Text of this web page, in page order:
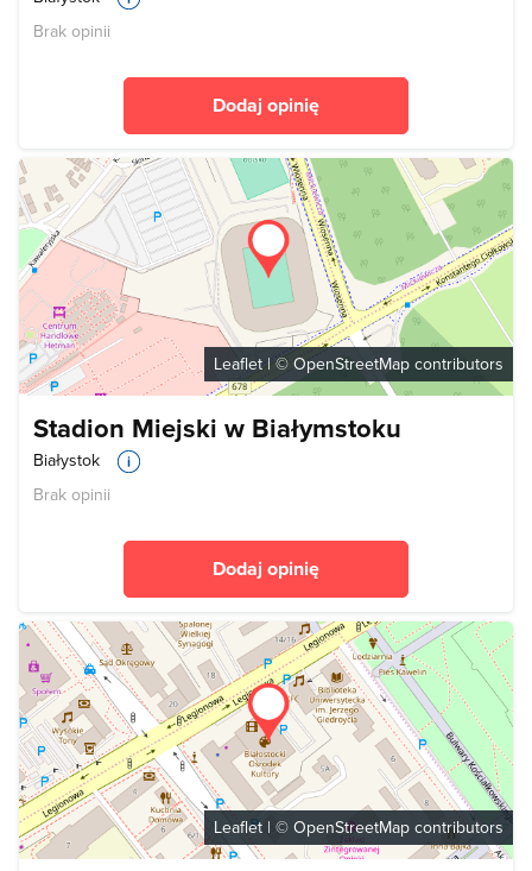
Brak opinii
Dodaj opinię
Leaflet| © OpenStreetMap contributors
Stadion Miejski w Białymstoku
Białystok
Brak opinii
Dodaj opinię
Leaflet | © OpenStreetMap contributors